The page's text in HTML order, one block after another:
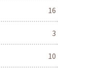
16
3
10